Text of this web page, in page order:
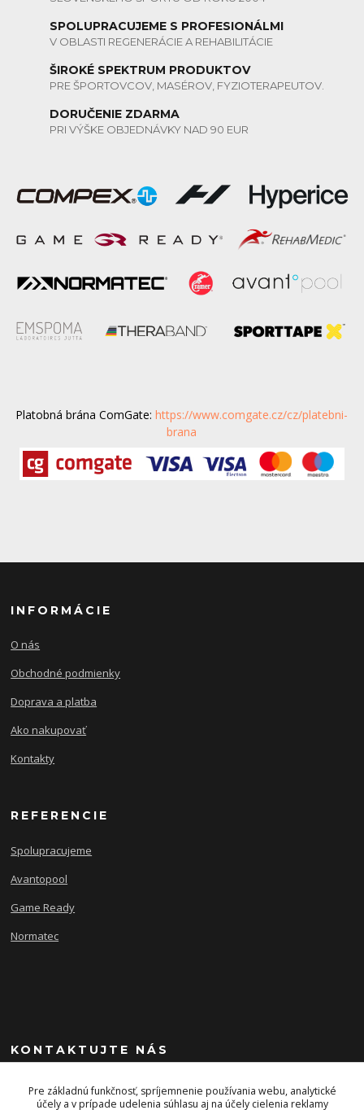
SPOLUPRACUJEME S PROFESIONÁLMI
V OBLASTI REGENERÁCIE A REHABILITÁCIE
ŠIROKÉ SPEKTRUM PRODUKTOV
PRE ŠPORTOVCOV, MASÉROV, FYZIOTERAPEUTOV.
DORUČENIE ZDARMA
PRI VÝŠKE OBJEDNÁVKY NAD 90 EUR
Platobná brána ComGate:https://www.comgate.cz/cz/platebni-
brana
INFORMÁCIE
O nás
Obchodné podmienky
Doprava a platba
Ako nakupovať
Kontakty
REFERENCIE
Spolupracujeme
Avantopool
Game Ready
Normatec
KONTAKTUJTE NÁS
+421 903 243 393
Pre základnú funkčnosť, spríjemnenie používania webu, analytické
účely a v prípade udelenia súhlasu aj na účely cielenia reklamy